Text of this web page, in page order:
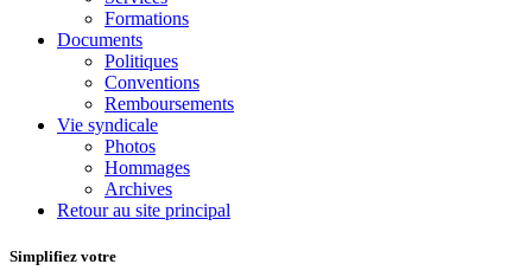
Formations
Documents
Politiques
Conventions
Remboursements
Vie syndicale
Photos
Hommages
Archives
Retour au site principal
Simplifiez votre